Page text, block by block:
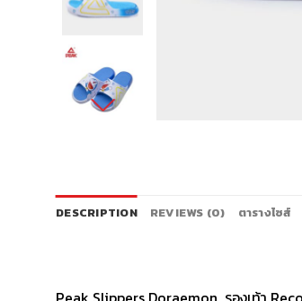
DESCRIPTION REVIEWS (0) ตารางไซส์